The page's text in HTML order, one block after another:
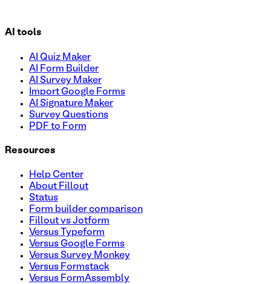
AI tools
AI Quiz Maker
AI Form Builder
AI Survey Maker
Import Google Forms
AI Signature Maker
Survey Questions
PDF to Form
Resources
Help Center
About Fillout
Status
Form builder comparison
Fillout vs Jotform
Versus Typeform
Versus Google Forms
Versus Survey Monkey
Versus Formstack
Versus FormAssembly